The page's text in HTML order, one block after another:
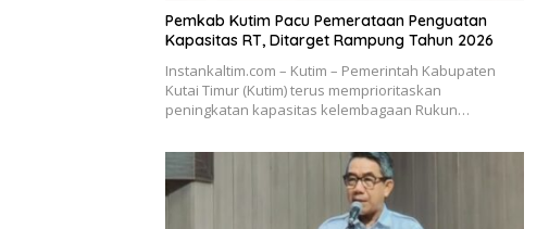
Pemkab Kutim Pacu Pemerataan Penguatan
Kapasitas RT, Ditarget Rampung Tahun 2026
Instankaltim.com – Kutim – Pemerintah Kabupaten
Kutai Timur (Kutim) terus memprioritaskan
peningkatan kapasitas kelembagaan Rukun…